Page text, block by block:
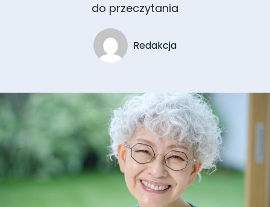
do przeczytania
Redakcja